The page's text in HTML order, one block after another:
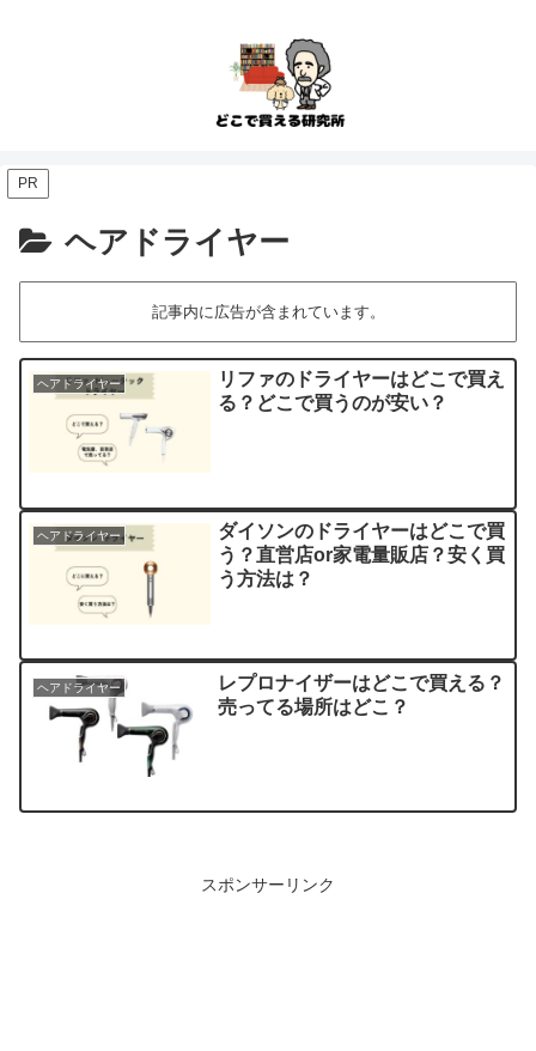
PR
ヘアドライヤー
記事内に広告が含まれています。
ヘアドライヤー
リファのドライヤーはどこで買え
る？どこで買うのが安い？
ヘアドライヤー
ダイソンのドライヤーはどこで買
う？直営店or家電量販店？安く買
う方法は？
ヘアドライヤー
レプロナイザーはどこで買える？
売ってる場所はどこ？
スポンサーリンク